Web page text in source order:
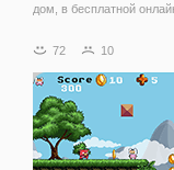
дом, в бесплатной
только вы переступили
попали в ловушку. Для
выбраться
72 10